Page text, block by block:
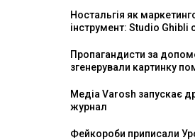
Ностальгія як
інструмент: Studio Ghibli
Пропагандисти за
згенерували картинку
Медіа Varosh запускає
журнал
Фейкороби приписали